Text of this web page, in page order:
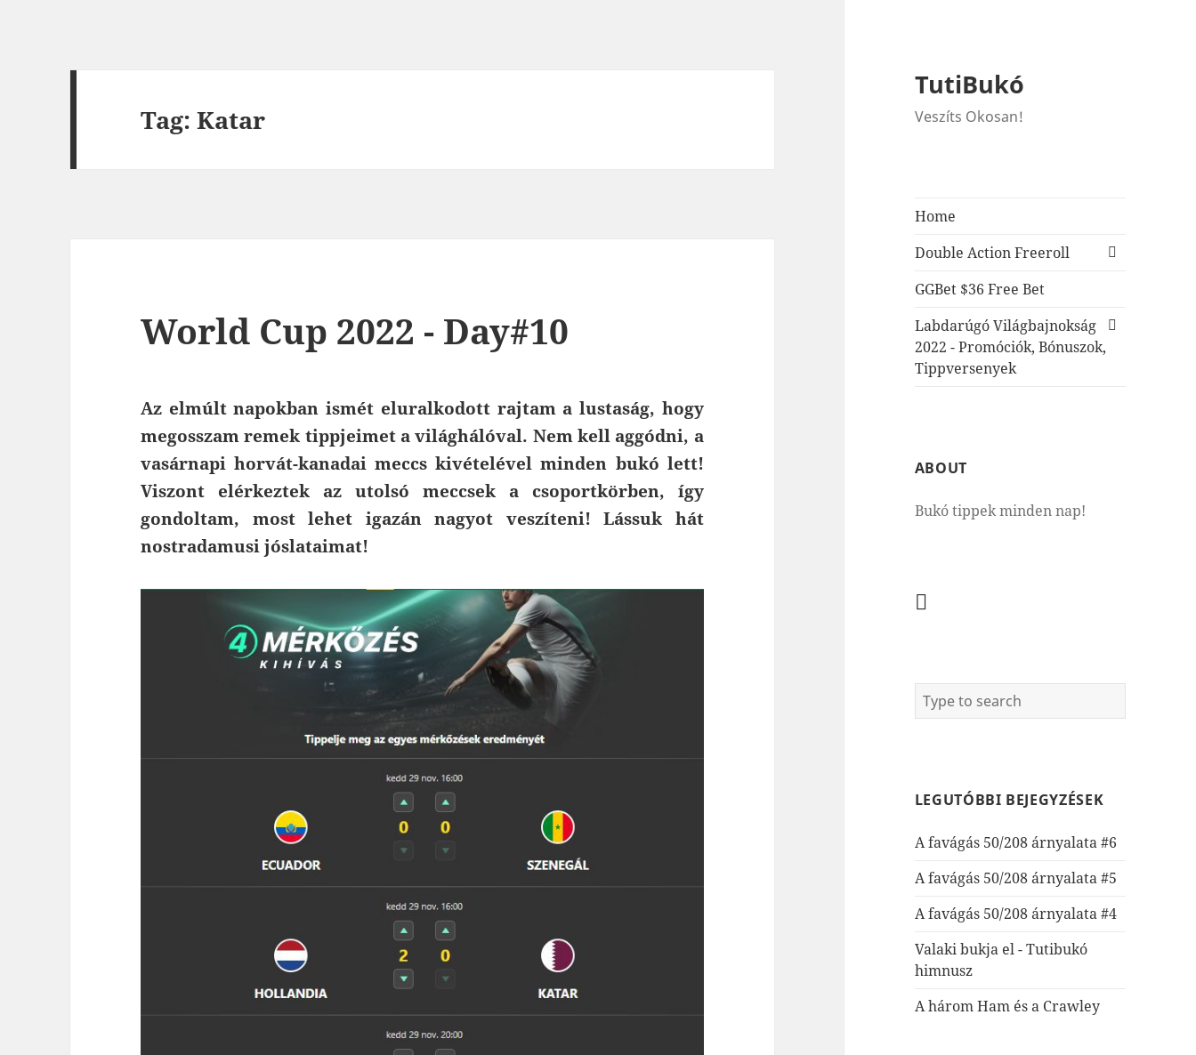
TutiBukó
Veszíts Okosan!
Home
Double Action Freeroll
expand
GGBet $36 Free Bet
Labdarúgó Világbajnokság
2022 - Promóciók, Bónuszok,
Tippversenyek
expand
child
menu
ABOUT
Bukó tippek minden nap!
Facebook
LEGUTÓBBI BEJEGYZÉSEK
A favágás 50/208 árnyalata #6
A favágás 50/208 árnyalata #5
A favágás 50/208 árnyalata #4
Valaki bukja el - Tutibukó
himnusz
A három Ham és a Crawley
Tag: Katar
World Cup 2022 - Day#10
Az elmúlt napokban ismét eluralkodott rajtam a lustaság, hogy
megosszam remek tippjeimet a világhálóval. Nem kell aggódni, a
vasárnapi horvát-kanadai meccs kivételével minden bukó lett!
Viszont elérkeztek az utolsó meccsek a csoportkörben, így
gondoltam, most lehet igazán nagyot veszíteni! Lássuk hát
nostradamusi jóslataimat!